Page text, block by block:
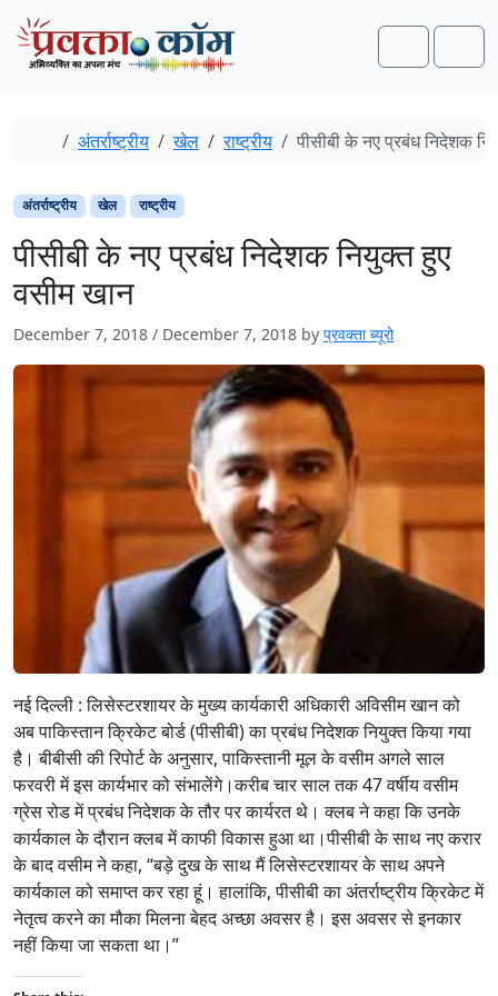
Skip to content
Skip to footer
Search
Home
अंतर्राष्ट्रीय खेल राष्ट्रीय पीसीबी के नए प्रबंध निदेशक
अंतर्राष्ट्रीय खेल राष्ट्रीय
पीसीबी के नए प्रबंध निदेशक नियुक्त हुए
वसीम खान
December 7, 2018 / December 7, 2018 by प्रवक्ता ब्यूरो
नई दिल्ली : लिसेस्टरशायर के मुख्य कार्यकारी अधिकारी अविसीम खान को
अब पाकिस्तान क्रिकेट बोर्ड (पीसीबी) का प्रबंध निदेशक नियुक्त किया गया
है। बीबीसी की रिपोर्ट के अनुसार, पाकिस्तानी मूल के वसीम अगले साल
फरवरी में इस कार्यभार को संभालेंगे।करीब चार साल तक 47 वर्षीय वसीम
ग्रेस रोड में प्रबंध निदेशक के तौर पर कार्यरत थे। क्लब ने कहा कि उनके
कार्यकाल केदौरान क्लब में काफी विकास हुआ था।पीसीबी के साथ नए करार
के बाद वसीम ने कहा, “बड़े दुख के साथ मैं लिसेस्टरशायर के साथ अपने
कार्यकाल को समाप्त कर रहा हूं। हालांकि, पीसीबी का अंतर्राष्ट्रीय क्रिकेट में
नेतृत्व करने का मौका मिलना बेहद अच्छा अवसर है। इस अवसर से इनकार
नहीं किया जा सकता था।”